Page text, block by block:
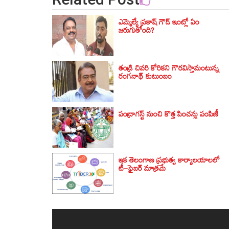
ఎమ్మెల్యే ప్రకాష్ గౌడ్ ఇంట్లో ఏం
జరుగుతోంది?
తండ్రి చివరి కోరికని గౌరవిస్తామంటున్న
రంగనాథ్ కుటుంబం
పంద్రాగస్ట్ నుంచి కొత్త పించన్లు పంపిణీ
ఇక తెలంగాణ ప్రభుత్వ కార్యాలయాలలో
టీ-ఫైబర్ మాత్రమే